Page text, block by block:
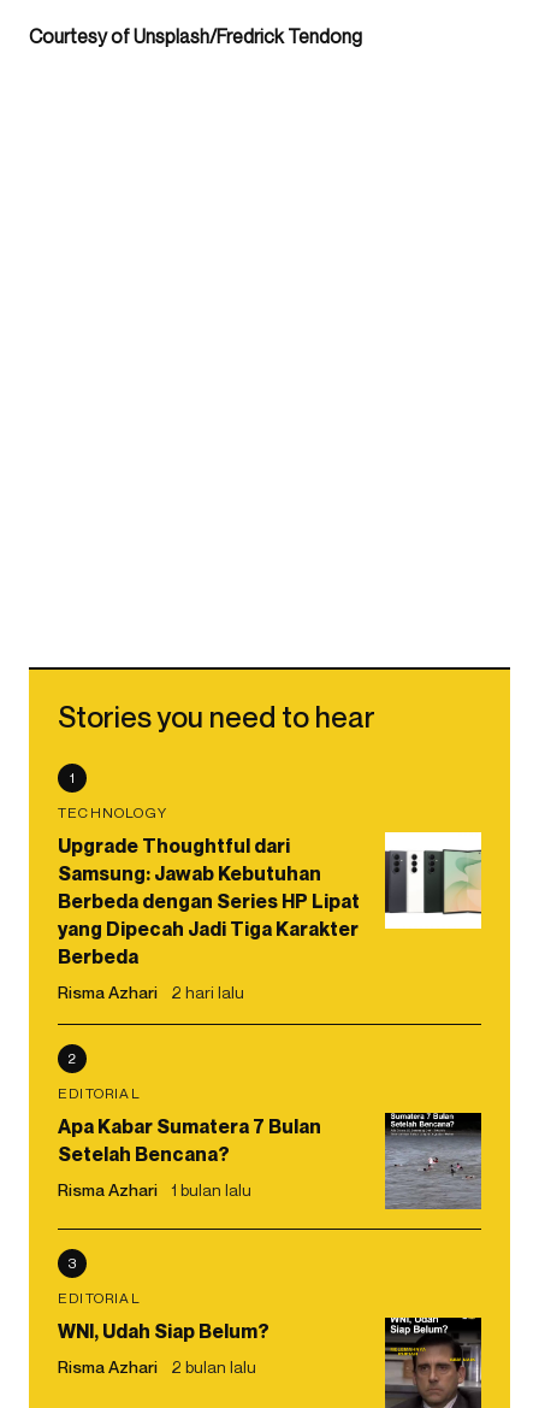
Courtesy of Unsplash/Fredrick Tendong
Stories you need to hear
1
TECHNOLOGY
Upgrade Thoughtful dari
Samsung: Jawab Kebutuhan
Berbeda dengan Series HP Lipat
yang Dipecah Jadi Tiga Karakter
Berbeda
Risma Azhari 2 hari lalu
2
EDITORIAL
Apa Kabar Sumatera 7 Bulan
Setelah Bencana?
Risma Azhari 1 bulan lalu
3
EDITORIAL
WNI, Udah Siap Belum?
Risma Azhari 2 bulan lalu